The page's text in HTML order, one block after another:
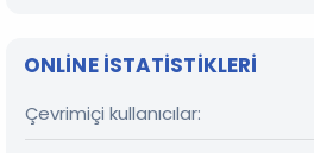
ONLINE ISTATISTIKLERI
Çevrimiçi kullanıcılar